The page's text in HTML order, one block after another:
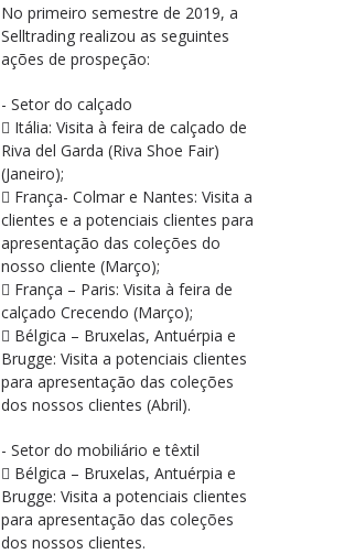
No primeiro semestre de 2019, a
Selltrading realizou as seguintes
ações de prospeção:
- Setor do calçado
 Itália: Visita à feira de calçado de
Riva del Garda (Riva Shoe Fair)
(Janeiro);
 França- Colmar e Nantes: Visita a
clientes e a potenciais clientes para
apresentação das coleções do
nosso cliente (Março);
 França – Paris: Visita à feira de
calçado Crecendo (Março);
 Bélgica – Bruxelas, Antuérpia e
Brugge: Visita a potenciais clientes
para apresentação das coleções
dos nossos clientes (Abril).
- Setor do mobiliário e têxtil
 Bélgica – Bruxelas, Antuérpia e
Brugge: Visita a potenciais clientes
para apresentação das coleções
dos nossos clientes.